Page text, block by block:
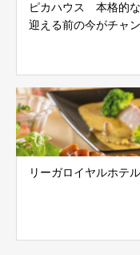
ピカハウス 本格的
迎える前の今がチャ
リーガロイヤルホテ